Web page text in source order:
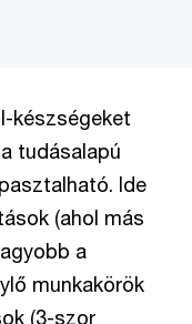
készségeket
tudásalapú
Ide
(ahol más
a
munkakörök
(3-szor